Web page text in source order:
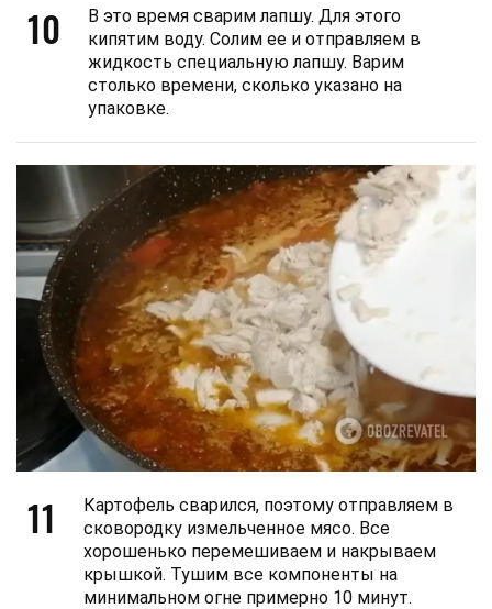
10
В это время сварим лапшу. Для этого
кипятим воду. Солим ее и отправляем в
жидкость специальную лапшу. Варим
столько времени, сколько указано на
упаковке.
11
Картофель сварился, поэтому отправляем в
сковородку измельченное мясо. Все
хорошенько перемешиваем и накрываем
крышкой. Тушим все компоненты на
минимальном огне примерно 10 минут.